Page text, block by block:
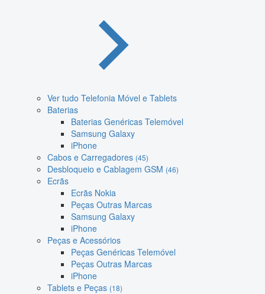
Ver tudo Telefonia Móvel e Tablets
Baterias
Baterias Genéricas Telemóvel
Samsung Galaxy
iPhone
Cabos e Carregadores (45)
Desbloqueio e Cablagem GSM (46)
Ecrãs
Ecrãs Nokia
Peças Outras Marcas
Samsung Galaxy
iPhone
Peças e Acessórios
Peças Genéricas Telemóvel
Peças Outras Marcas
iPhone
Tablets e Peças (18)